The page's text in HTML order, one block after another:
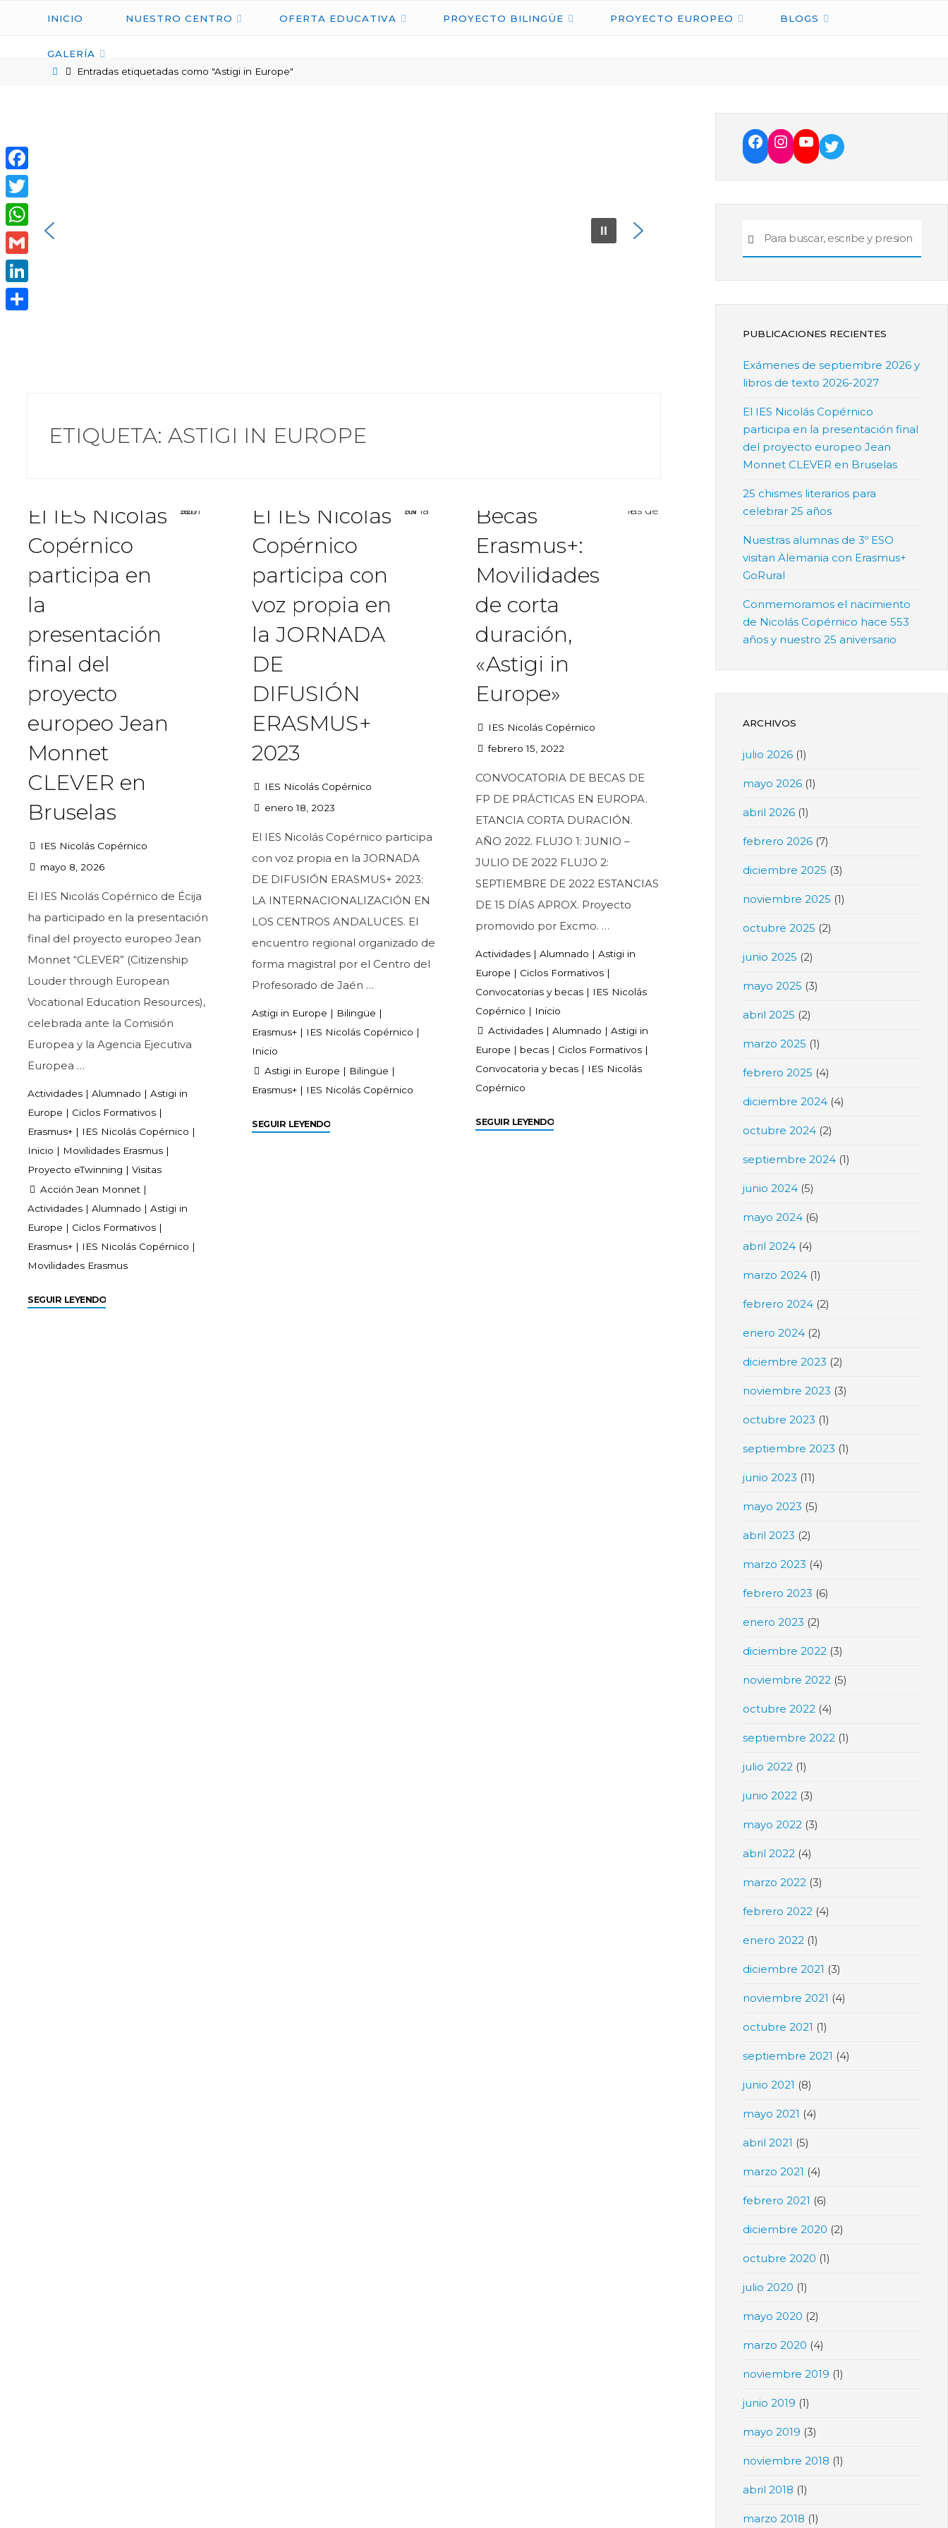
IES
INICIO NUESTRO CENTRO OFERTA EDUCATIVA PROYECTO BILINGÜE PROYECTO EUROPEO BLOGS
GALERÍA
Entradas etiquetadas como "Astigi in Europe"
ETIQUETA: ASTIGI IN EUROPE
El IES Nicolás
Copérnico
participa en
la
presentación
final del
proyecto
europeo Jean
Monnet
CLEVER en
Bruselas
IES Nicolás Copérnico
mayo 8, 2026
El IES Nicolás Copérnico de Écija
ha participado en la presentación
final del proyecto europeo Jean
Monnet “CLEVER” (Citizenship
Louder through European
Vocational Education Resources),
celebrada ante la Comisión
Europea y la Agencia Ejecutiva
Europea …
Actividades | Alumnado | Astigi in
Europe | Ciclos Formativos |
Erasmus+ | IES Nicolás Copérnico |
Inicio | Movilidades Erasmus |
Proyecto eTwinning | Visitas
Acción Jean Monnet|
Actividades |Alumnado |Astigi in
Europe | Ciclos Formativos |
Erasmus+ | IES Nicolás Copérnico |
Movilidades Erasmus
SEGUIR LEYENDO
El IES Nicolás
Copérnico
participa con
voz propia en
la JORNADA
DE
DIFUSIÓN
ERASMUS+
2023
IES Nicolás Copérnico
enero 18, 2023
El IES Nicolás Copérnico participa
con voz propia en la JORNADA
DE DIFUSIÓN ERASMUS+ 2023:
LA INTERNACIONALIZACIÓN EN
LOS CENTROS ANDALUCES. El
encuentro regional organizado de
forma magistral por el Centro del
Profesorado de Jaén …
Astigi in Europe | Bilingüe |
Erasmus+ | IES Nicolás Copérnico |
Inicio
Astigi in Europe | Bilingüe |
Erasmus+| IES Nicolás Copérnico
SEGUIR LEYENDO
Becas
Erasmus+:
Movilidades
de corta
duración,
«Astigi in
Europe»
IES Nicolás Copérnico
febrero 15, 2022
CONVOCATORIA DE BECAS DE
FP DE PRÁCTICAS EN EUROPA.
ETANCIA CORTA DURACIÓN.
AÑO 2022. FLUJO 1: JUNIO –
JULIO DE 2022 FLUJO 2:
SEPTIEMBRE DE 2022 ESTANCIAS
DE 15 DÍAS APROX. Proyecto
promovido por Excmo. …
Actividades | Alumnado | Astigi in
Europe | Ciclos Formativos |
Convocatorias y becas | IES Nicolás
Copérnico | Inicio
Actividades| Alumnado | Astigi in
Europe | becas | Ciclos Formativos |
Convocatoria y becas | IES Nicolás
Copérnico
SEGUIR LEYENDO
PUBLICACIONES RECIENTES
Exámenes de septiembre 2026 y
libros de texto 2026-2027
El IES Nicolás Copérnico
participa en la presentación final
del proyecto europeo Jean
Monnet CLEVER en Bruselas
25 chismes literarios para
celebrar 25 años
Nuestras alumnas de 3º ESO
visitan Alemania con Erasmus+
GoRural
Conmemoramos el nacimiento
de Nicolás Copérnico hace 553
años y nuestro 25 aniversario
ARCHIVOS
julio 2026(1)
mayo 2026(1)
abril 2026(1)
febrero 2026(7)
diciembre 2025 (3)
noviembre 2025 (1)
octubre 2025 (2)
junio 2025 (2)
mayo 2025 (3)
abril 2025 (2)
marzo 2025 (1)
febrero 2025 (4)
diciembre 2024(4)
octubre 2024(2)
septiembre 2024(1)
junio 2024(5)
mayo 2024(6)
abril 2024(4)
marzo 2024(1)
febrero 2024(2)
enero 2024(2)
diciembre 2023 (2)
noviembre 2023 (3)
octubre 2023 (1)
septiembre 2023 (1)
junio 2023 (11)
mayo 2023 (5)
abril 2023 (2)
marzo 2023 (4)
febrero 2023 (6)
enero 2023 (2)
diciembre 2022(3)
noviembre 2022(5)
octubre 2022(4)
septiembre 2022(1)
julio 2022(1)
junio 2022(3)
mayo 2022(3)
abril 2022(4)
marzo 2022(3)
febrero 2022(4)
enero 2022(1)
diciembre 2021 (3)
noviembre 2021 (4)
octubre 2021 (1)
septiembre 2021 (4)
junio 2021 (8)
mayo 2021 (4)
abril 2021 (5)
marzo 2021 (4)
febrero 2021 (6)
diciembre 2020 (2)
octubre 2020 (1)
julio 2020 (1)
mayo 2020 (2)
marzo 2020 (4)
noviembre 2019 (1)
junio 2019 (1)
mayo 2019 (3)
noviembre 2018 (1)
abril 2018 (1)
marzo 2018 (1)
Facebook
Twitter
WhatsApp
Gmail
LinkedIn